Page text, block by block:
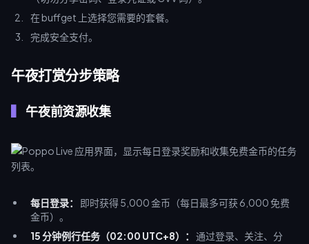
在 buffget 上选择您需要的套餐。
完成安全支付。
午夜打赏分步策略
午夜前资源收集
每日登录：
即时获得 5,000 金币（每日最多可获 6,000 免费
金币）。
15 分钟例行任务（02:00 UTC+8）：
通过登录、关注、分